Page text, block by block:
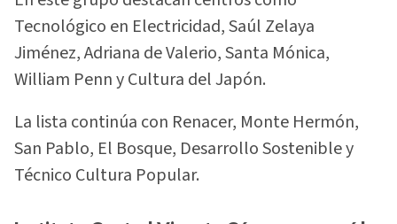
Tecnológico en Electricidad, Saúl Zelaya
Jiménez, Adriana de Valerio, Santa Mónica,
William Penn y Cultura del Japón.
La lista continúa con Renacer, Monte Hermón,
San Pablo, El Bosque, Desarrollo Sostenible y
Técnico Cultura Popular.